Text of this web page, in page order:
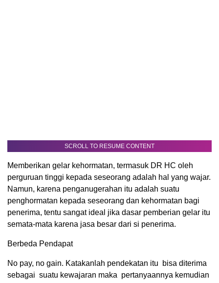
SCROLL TO RESUME CONTENT
Memberikan gelar kehormatan, termasuk DR HC oleh
perguruan tinggi kepada seseorang adalah hal yang wajar.
Namun, karena penganugerahan itu adalah suatu
penghormatan kepada seseorang dan kehormatan bagi
penerima, tentu sangat ideal jika dasar pemberian gelar itu
semata-mata karena jasa besar dari si penerima.
Berbeda Pendapat
No pay, no gain. Katakanlah pendekatan itu bisa diterima
sebagai suatu kewajaran maka pertanyaannya kemudian